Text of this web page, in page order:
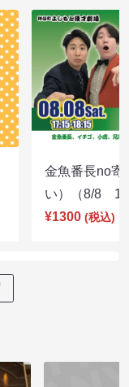
金魚番長no寄
い）（8/8
¥1300 (税込)